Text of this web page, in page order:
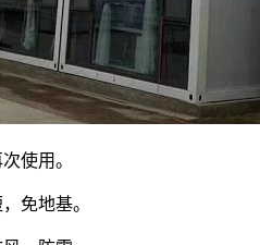
使用。
免地基。